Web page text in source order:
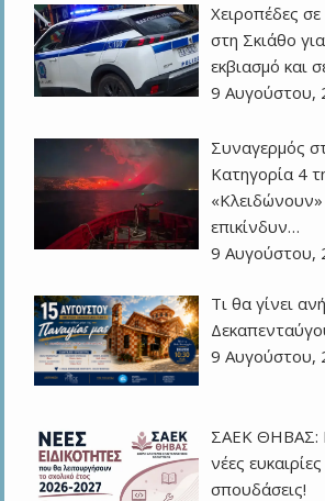
Χειροπέδες
στη Σκιάθο
εκβιασμό και
9 Αυγούστου,
Συναγερμός
Κατηγορία 4
«Κλειδώνουν»
επικίνδυν…
9 Αυγούστου,
Τι θα γίνει
9 Αυγούστου,
ΣΑΕΚ ΘΗΒΑΣ:
νέες
σπουδάσεις!